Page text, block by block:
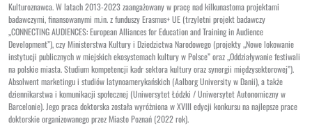
Kulturoznawca. W latach 2013-2023 zaangażowany w pracę nad kilkunastoma projektami
badawczymi, finansowanymi m.in. z funduszy Erasmus+ UE (trzyletni projekt badawczy
„CONNECTING AUDIENCES: European Alliances for Education and Training in Audience
Development”), czy Ministerstwa Kultury i Dziedzictwa Narodowego (projekty „Nowe lokowanie
instytucji publicznych w miejskich ekosystemach kultury w Polsce” oraz „Oddziaływanie festiwali
na polskie miasta. Studium kompetencji kadr sektora kultury oraz synergii międzysektorowej”).
Absolwent marketingu i studiów latynoamerykańskich (Aalborg University w Danii), a także
dziennikarstwa i komunikacji społecznej (Uniwersytet Łódzki / Uniwersytet Autonomiczny w
Barcelonie). Jego praca doktorska została wyróżniona w XVIII edycji konkursu na najlepsze prace
doktorskie organizowanego przez Miasto Poznań (2022 rok).